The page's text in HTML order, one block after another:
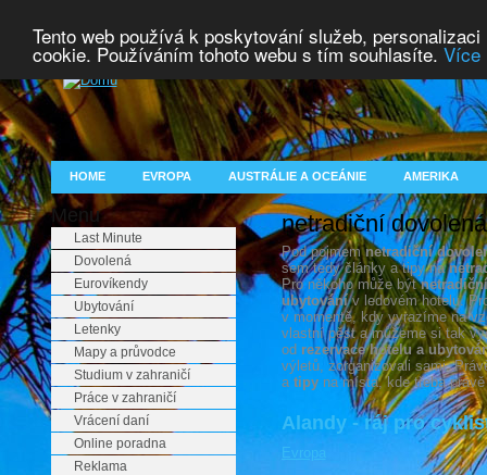
Tento web používá k poskytování služeb,
cookie. Používáním tohoto webu s tím souhlasíte. Více
HOME EVROPA AUSTRÁLIE A OCEÁNIE AMERIKA
Menu
Last Minute
Dovolená
Eurovíkendy
Ubytování
Letenky
Mapy a průvodce
Studium v zahraničí
Práce v zahraničí
Vrácení daní
Online poradna
Reklama
netradiční dovolená
Pod pojmemnetradiční
sem tedy články a tipy na
Pro někoho může být
ubytovánív ledovém hotelu.
v momentě, kdy vyrazíme na
vlastní pěst a můžeme si tak
od rezervace hotelu a
výletů, zorganizovali sami.
a tipyna místa, kde třeba
Alandy - ráj pro
Evropa